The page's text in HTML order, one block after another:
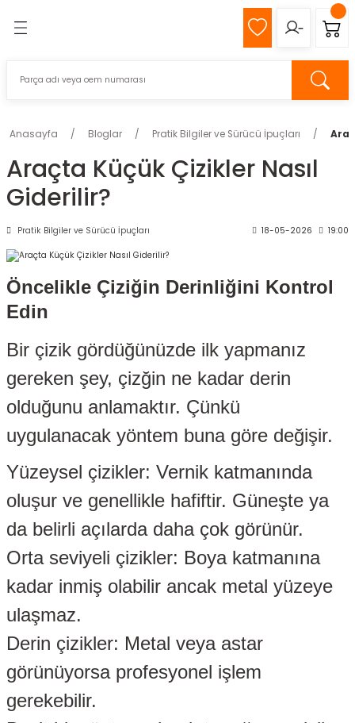
Anasayfa Bloglar Pratik Bilgiler ve Sürücü İpuçları
Araçta Küçük Çizikler Nasıl
Giderilir?
Pratik Bilgiler ve Sürücü İpuçları 18-05-2026 19:00
Öncelikle Çiziğin Derinliğini Kontrol
Edin
Bir çizik gördüğünüzde ilk yapmanız
gereken şey, çizğin ne kadar derin
olduğunu anlamaktır. Çünkü
uygulanacak yöntem buna göre değişir.
Yüzeysel çizikler: Vernik katmanında
oluşur ve genellikle hafiftir. Güneşte ya
da belirli açılarda daha çok görünür.
Orta seviyeli çizikler: Boya katmanına
kadar inmiş olabilir ancak metal yüzeye
ulaşmaz.
Derin çizikler: Metal veya astar
görünüyorsa profesyonel işlem
gerekebilir.